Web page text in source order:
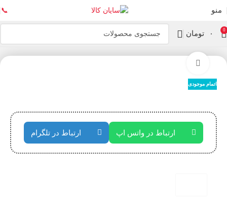
منو 📞
0 ۰ تومان
خانه مانیتور
اتمام موجودی
ارتباط در واتس اپ ارتباط در تلگرام